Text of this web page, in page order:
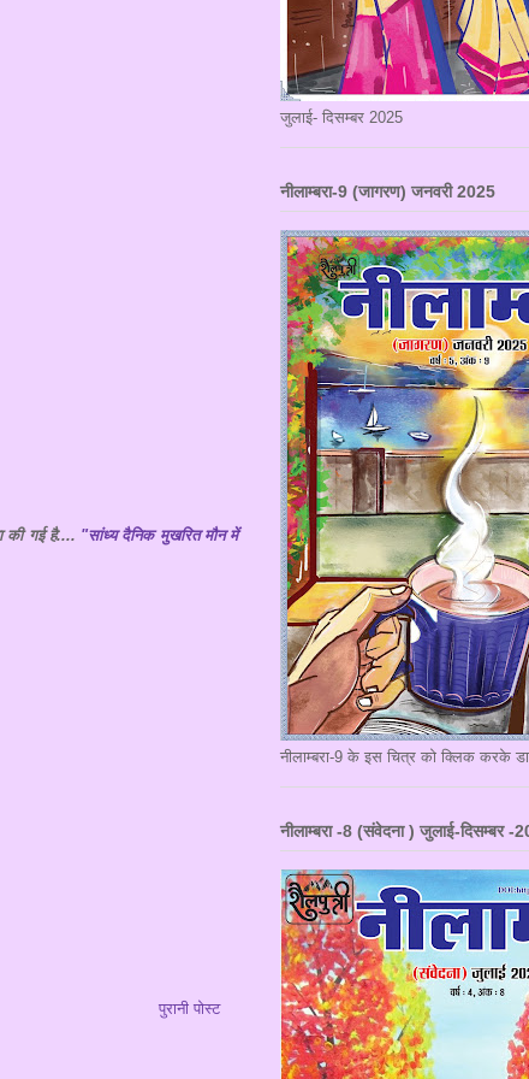
की गई है.... "सांध्य दैनिक मुखरित मौन में
पुरानी पोस्ट
जुलाई- दिसम्बर 2025
नीलाम्बरा-9 (जागरण) जनवरी 2025
नीलाम्बरा-9 के इस चित्र को क्लिक करके
नीलाम्बरा -8 (संवेदना ) जुलाई-दिसम्बर -